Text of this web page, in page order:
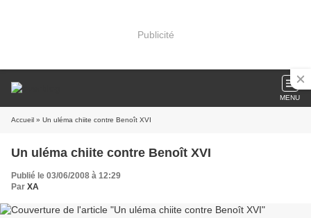
Publicité
MENU
Accueil » Un uléma chiite contre Benoît XVI
Un uléma chiite contre Benoît XVI
Publié le 03/06/2008 à 12:29
Par XA